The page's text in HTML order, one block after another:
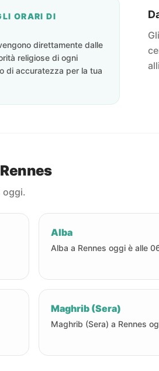
ORARI DI
direttamente dalle
religiose di ogni
di accuratezza per la tua
oggi.
Alba
Alba a Rennes oggi è alle
Maghrib (Sera)
Maghrib (Sera) a Rennes